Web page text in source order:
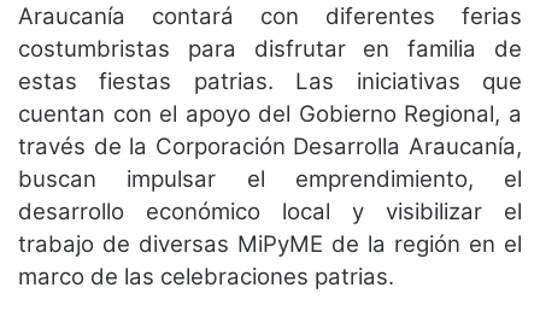
Araucanía contará con diferentes ferias
costumbristas para disfrutar en familia de
estas fiestas patrias. Las iniciativas que
cuentan con el apoyo del Gobierno Regional, a
través de la Corporación Desarrolla Araucanía,
buscan impulsar el emprendimiento, el
desarrollo económico local y visibilizar el
trabajo de diversas MiPyME de la región en el
marco de las celebraciones patrias.